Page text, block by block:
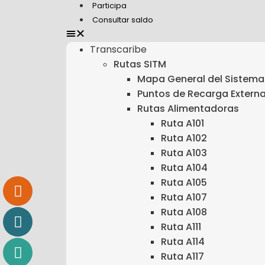
Participa
Consultar saldo
Transcaribe
Rutas SITM
Mapa General del Sistema
Puntos de Recarga
Rutas Alimentadoras
Ruta A101
Ruta A102
Ruta A103
Ruta A104
Ruta A105
Ruta A107
Ruta A108
Ruta A111
Ruta A114
Ruta A117